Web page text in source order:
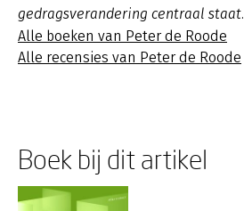
gedragsverandering centraal staat.
Alle boeken van Peter de Roode
Alle recensies van Peter de Roode
Boek bij dit artikel